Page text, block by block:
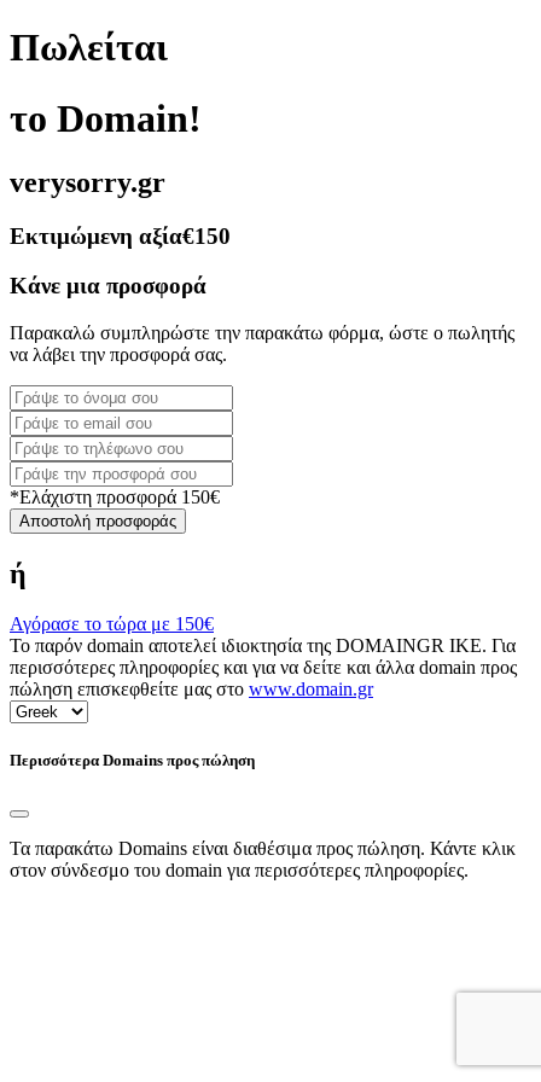
Πωλείται
το Domain!
verysorry.gr
Εκτιμώμενη αξία€150
Κάνε μια προσφορά
Παρακαλώ συμπληρώστε την παρακάτω φόρμα, ώστε ο πωλητής
να λάβει την προσφορά σας.
*Ελάχιστη προσφορά 150€
Αποστολή προσφοράς
ή
Αγόρασε το τώρα με 150€
Το παρόν domain αποτελεί ιδιοκτησία της DOMAINGR ΙΚΕ. Για
περισσότερες πληροφορίες και για να δείτε και άλλα domain προς
πώληση επισκεφθείτε μας στο www.domain.gr
Περισσότερα Domains προς πώληση
Τα παρακάτω Domains είναι διαθέσιμα προς πώληση. Κάντε κλικ
στον σύνδεσμο του domain για περισσότερες πληροφορίες.